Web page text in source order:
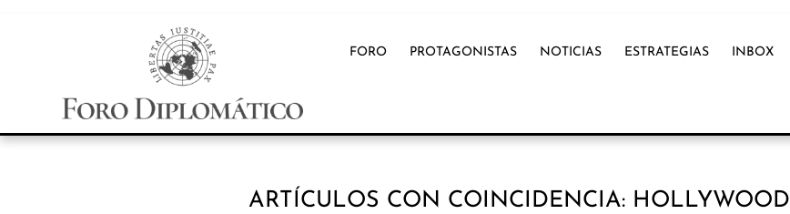
FORO PROTAGONISTAS NOTICIAS ESTRATEGIAS INBOX
ARTÍCULOS CON COINCIDENCIA: HOLLYWOOD